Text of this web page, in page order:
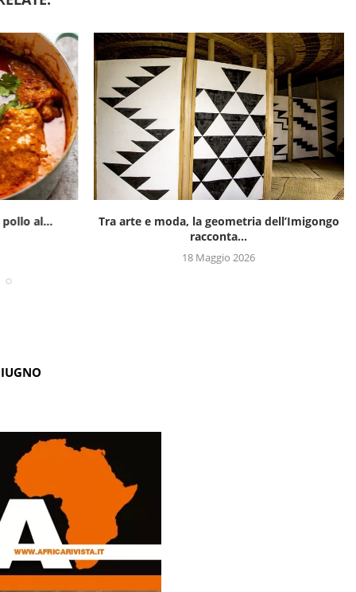
al...
Tra arte e moda, la geometria dell’Imigongo
racconta...
18 Maggio 2026